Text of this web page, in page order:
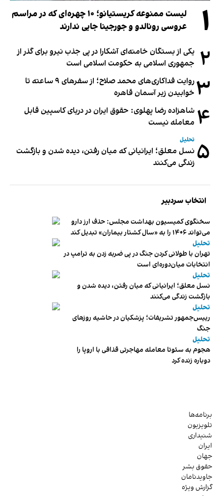
۱
لیست ممنوعه کریستیانو؛ ۱۰ چهره‌ای که در مراسم
عروسی رونالدو و جورجینا جایی ندارند
۲ یکی از بستگان خامنه‌ای آشکارا در پی جذب نیرو برای گذر از
جمهوری اسلامی به حکومت اسلامی است
۳
روایت فداکاری‌های محمد صلاح؛ از سفرهای ۹ ساعته تا
خوابیدن زیر آسمان قاهره
۴ شاهزاده رضا پهلوی: حقوق ایران در دریای کاسپین قابل
معامله نیست
۵ تحلیل
نسل معلق؛ ایرانیانی که میان رفتن، دیده شدن و بازگشت
زندگی می‌کنند
انتخاب سردبیر
سخنگوی کمیسیون بهداشت مجلس: حذف ارز دارو
می‌تواند ۱۴۰۶ را به «سال کشتار بیماران» تبدیل کند
تحلیل
تهران با طولانی کردن جنگ در پی ضربه زدن به ترامپ در
انتخابات میان‌دوره‌ای است
تحلیل
نسل معلق؛ ایرانیانی که میان رفتن، دیده شدن و
بازگشت زندگی می‌کنند
تحلیل
رییس‌جمهور تشریفات؛ پزشکیان در حاشیه روزهای
جنگ
تحلیل
هجوم به سئوتا معامله مهاجرتی قذافی با اروپا را
دوباره زنده کرد
برنامه‌ها
تلویزیون
شنیداری
ایران
جهان
حقوق بشر
جاویدنامان
گزارش ویژه